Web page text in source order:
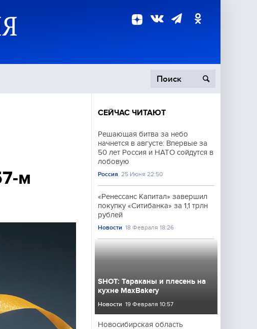
Происшествия
м
СЕЙЧАС ЧИТАЮТ
Решающая битва за небо
начнется в августе: Впервые за
50 лет Россия и НАТО сойдутся в
лобовую
Россия 25 Июня 22:50
«Ренессанс Капитал» завершил
покупку «Ситибанка» за 1,1 трлн
рублей
Новости 18 Февраля 18:26
SHOT: Тараканы и плесень на
кухне MaxBakery
Новости 19 Февраля 10:57
Новосибирская область